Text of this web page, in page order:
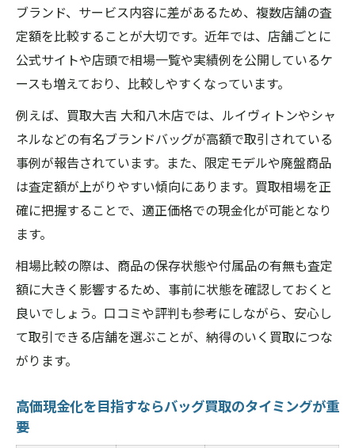
バッグ買取店選びの比較ポイントを一覧表
で解説
橿原で信頼できるバッグ買取店の見分け方
口コミを活用したバッグ買取店選定術
バッグ買取店のサービス内容をチェックし
よう
査定の透明性が高いバッグ買取店の特徴
傷があるバッグも納得価格で売る方法
ツ
バッグ買取で査定額が下がるポイントを解
説
人気の宅配バッグ買取サービス徹底比較
ブランド、サービス内容に差があるため、複数店舗の査
定額を比較することが大切です。近年では、店舗ごとに
公式サイトや店頭で相場一覧や実績例を公開しているケ
ースも増えており、比較しやすくなっています。
例えば、買取大吉 大和八木店では、ルイヴィトンやシャ
ネルなどの有名ブランドバッグが高額で取引されている
事例が報告されています。また、限定モデルや廃盤商品
は査定額が上がりやすい傾向にあります。買取相場を正
確に把握することで、適正価格での現金化が可能となり
ます。
相場比較の際は、商品の保存状態や付属品の有無も査定
額に大きく影響するため、事前に状態を確認しておくと
良いでしょう。口コミや評判も参考にしながら、安心し
て取引できる店舗を選ぶことが、納得のいく買取につな
がります。
高価現金化を目指すならバッグ買取のタイミングが重
要